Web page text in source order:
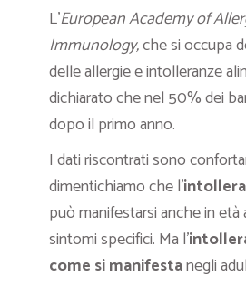
L’European Academy of
Immunology,che si occupa
delle allergie e intolleranze
dichiarato che nel 50% dei
dopo il primo anno.
I dati riscontrati sono
dimentichiamo che l’
può manifestarsi anche in età
sintomi specifici. Ma l’
come si manifestanegli